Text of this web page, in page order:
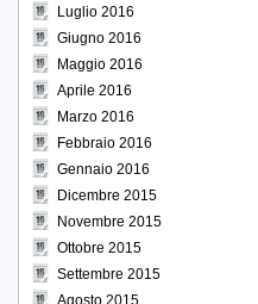
Luglio 2016
Giugno 2016
Maggio 2016
Aprile 2016
Marzo 2016
Febbraio 2016
Gennaio 2016
Dicembre 2015
Novembre 2015
Ottobre 2015
Settembre 2015
Agosto 2015